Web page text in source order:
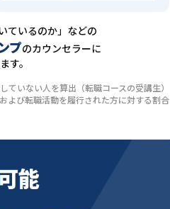
ているのか」などの
プのカウンセラーに
す。
いない人を算出（転職コースの受講生）
び転職活動を履行された方に対する割合
能